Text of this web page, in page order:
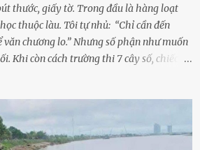
thước, giấy tờ. Trong đầu là hàng loạt
thuộc làu. Tôi tự nhủ: “Chỉ cần đến
chương lo.” Nhưng số phận như muốn
Khi còn cách trường thi 7 cây số, chiếc xe
sạc, sáng nay quên mang theo! Giữa con
lại, tôi hoảng loạn vẫy tay xin đi nhờ. –
rồi! Làm ơn cho cháu đi nhờ với! – Cô ơi,